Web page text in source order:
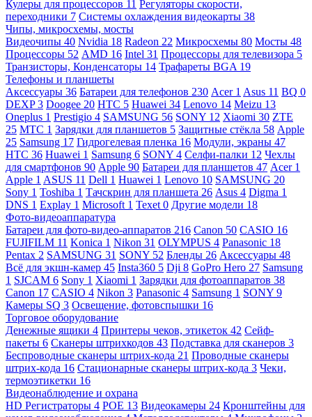
Кулеры для процессоров 11 Регуляторы скорости,
переходники 7 Системы охлаждения видеокарты 38
Чипы, микросхемы, мосты
Видеочипы 40 Nvidia 18 Radeon 22 Микросхемы 80 Мосты 48
Процессоры 52 AMD 16 Intel 31 Процессоры для телевизора 5
Транзисторы, Конденсаторы 14 Трафареты BGA 19
Телефоны и планшеты
Аксессуары 36 Батареи для телефонов 230 Acer 1 Asus 11 BQ 0
DEXP3 Doogee 20 HTC 5 Huawei 34 Lenovo 14 Meizu 13
Oneplus 1 Prestigio 4 SAMSUNG 56 SONY 12 Xiaomi 30 ZTE
25 МТС 1 Зарядки для планшетов 5 Защитные стёкла 58 Apple
25 Samsung 17 Гидрогелевая пленка 16 Модули, экраны 47
HTC 36 Huawei 1 Samsung 6 SONY 4 Селфи-палки 12 Чехлы
для смартфонов 90 Apple 90 Батареи для планшетов 47 Acer 1
Apple 1 ASUS 11 Dell 1 Huawei 1 Lenovo 10 SAMSUNG 20
Sony 1 Toshiba 1 Тачскрин для планшета 26 Asus 4 Digma 1
DNS 1 Explay 1 Microsoft 1 Texet 0 Другие модели 18
Фото-видеоаппаратура
Батареи для фото-видео-аппаратов 216 Canon 50 CASIO 16
FUJIFILM 11 Konica 1 Nikon 31 OLYMPUS 4 Panasonic 18
Pentax 2 SAMSUNG 31 SONY 52 Бленды 26 Аксессуары 48
Всё для экшн-камер 45 Insta360 5 Dji 8 GoPro Hero 27 Samsung
1 SJCAM 6 Sony 1 Xiaomi 1 Зарядки для фотоаппаратов 38
Canon 17 CASIO 4 Nikon 3 Panasonic 4 Samsung 1 SONY 9
Камеры SQ 3 Освещение, фотовспышки 16
Торговое оборудование
Денежные ящики 4 Принтеры чеков, этикеток 42 Сейф-
пакеты 6 Сканеры штрихкодов 43 Подставка для сканеров 3
Беспроводные сканеры штрих-кода 21 Проводные сканеры
штрих-кода 16 Стационарные сканеры штрих-кода 3 Чеки,
термоэтикетки 16
Видеонаблюдение и охрана
HD Регистраторы 4 POE 13 Видеокамеры 24 Кронштейны для